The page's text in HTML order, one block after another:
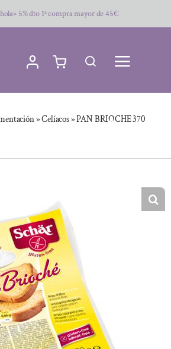
5% dto 1ª compra mayor de 45€
»Celíacos»PAN BRIOCHE 370